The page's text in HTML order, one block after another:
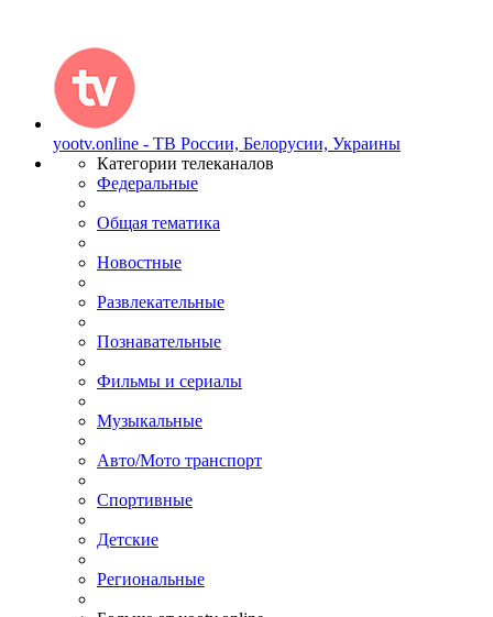
yootv.online - ТВ России, Белорусии, Украины
Категории телеканалов
Федеральные
Общая тематика
Новостные
Развлекательные
Познавательные
Фильмы и сериалы
Музыкальные
Авто/Мото транспорт
Спортивные
Детские
Региональные